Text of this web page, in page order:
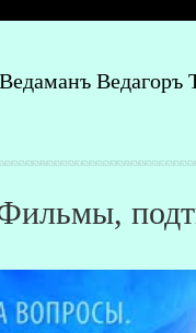
Ведагоръ